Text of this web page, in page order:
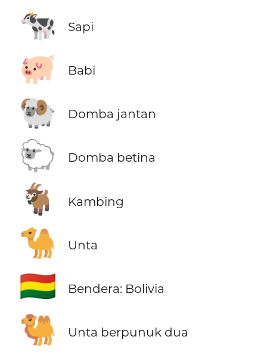
🐄 Sapi
🐖 Babi
🐏 Domba jantan
🐑 Domba betina
🐐 Kambing
🐪 Unta
🇧🇴 Bendera: Bolivia
🐫 Unta berpunuk dua